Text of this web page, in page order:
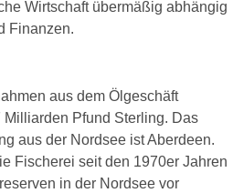
Wirtschaft übermäßig abhängig
Finanzen.
aus dem Ölgeschäft
Milliarden Pfund Sterling. Das
aus der Nordsee ist Aberdeen.
Fischerei seit den 1970er Jahren
in der Nordsee vor